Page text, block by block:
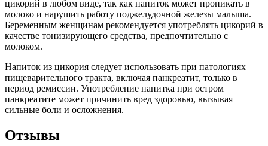
цикорий в любом виде, так как напиток может проникать в
молоко и нарушить работу поджелудочной железы малыша.
Беременным женщинам рекомендуется употреблять цикорий в
качестве тонизирующего средства, предпочтительно с
молоком.
Напиток из цикория следует использовать при патологиях
пищеварительного тракта, включая панкреатит, только в
период ремиссии. Употребление напитка при остром
панкреатите может причинить вред здоровью, вызывая
сильные боли и осложнения.
Отзывы